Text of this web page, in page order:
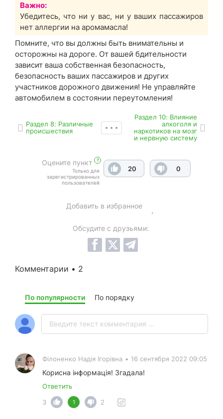
Важно:
Убедитесь, что ни у вас, ни у ваших пассажиров
нет аллергии на аромамасла!
Помните, что вы должны быть внимательны и
осторожны на дороге. От вашей бдительности
зависит ваша собственная безопасность,
безопасность ваших пассажиров и других
участников дорожного движения! Не управляйте
автомобилем в состоянии переутомления!
Раздел 8: Различные
происшествия
Раздел 10: Влияние
алкоголя и
наркотиков на мозг
и нервную систему
Оцените пункт ?
Только для
зарегистрированных
пользователей
20 0
Добавить в избранное
Обсудите с друзьями:
Комментарии • 2
По популярности По порядку
Філоненко Надія Ігорівна • 16 сентября 2022 09:05
Корисна інформація! Згадала!
Ответить
3
1 2